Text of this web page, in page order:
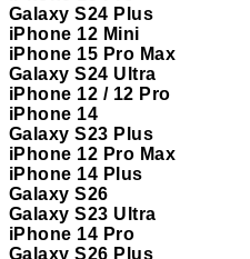
Galaxy S24 Plus
iPhone 12 Mini
iPhone 15 Pro Max
Galaxy S24 Ultra
iPhone 12 / 12 Pro
iPhone 14
Galaxy S23 Plus
iPhone 12 Pro Max
iPhone 14 Plus
Galaxy S26
Galaxy S23 Ultra
iPhone 14 Pro
Galaxy S26 Plus